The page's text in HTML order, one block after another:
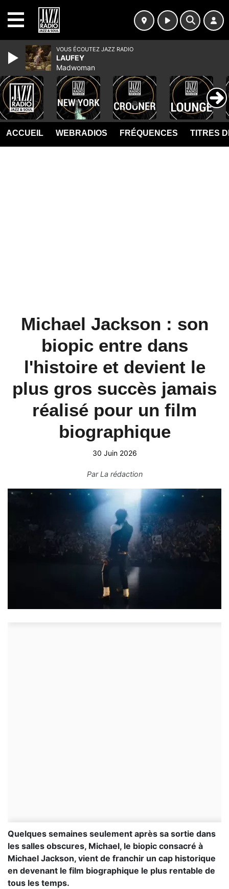
ACCUEIL WEBRADIOS FRÉQUENCES TITRES
Michael Jackson : son
biopic entre dans
l'histoire et devient le
plus gros succès jamais
réalisé pour un film
biographique
30 Juin 2026
ParLa rédaction
Quelques semaines seulement après sa sortie dans
les salles obscures, Michael, le biopic consacré à
Michael Jackson, vient de franchir un cap historique
en devenant le film biographique le plus rentable de
tous les temps.
VOUS ÉCOUTEZ JAZZ RADIO
LAUFEY
Madwoman